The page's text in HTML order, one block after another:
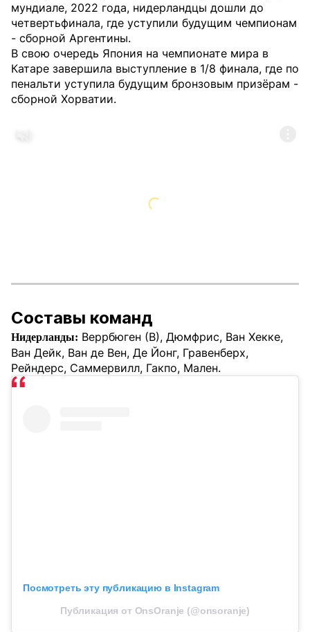
мундиале, 2022 года, нидерландцы дошли до
четвертьфинала, где уступили будущим чемпионам
- сборной Аргентины.
В свою очередь Япония на чемпионате мира в
Катаре завершила выступление в 1/8 финала, где по
пенальти уступила будущим бронзовым призёрам -
сборной Хорватии.
Составы команд
Нидерланды: Веррбюген (В), Дюмфрис, Ван Хекке,
Ван Дейк, Ван де Вен, Де Йонг, Гравенберх,
Рейндерс, Саммервилл, Гакпо, Мален.
Посмотреть эту публикацию в Instagram
Публикация от OnsOranje (@onsoranje)